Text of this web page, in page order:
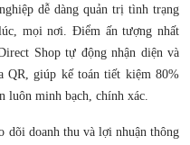
dễ dàng quản trị tình trạng
mọi nơi. Điểm ấn tượng nhất
Shop tự động nhận diện và
QR, giúp kế toán tiết kiệm 80%
luôn minh bạch, chính xác.
dõi doanh thu và lợi nhuận thông